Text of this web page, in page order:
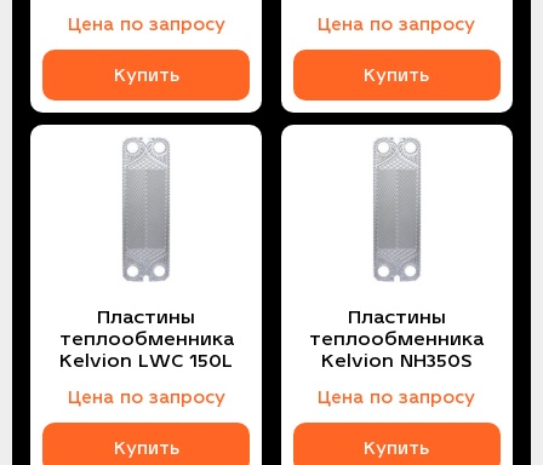
Цена по запросу
Купить
Цена по запросу
Купить
Пластины
теплообменника
Kelvion LWC 150L
Цена по запросу
Купить
Пластины
теплообменника
Kelvion NH350S
Цена по запросу
Купить